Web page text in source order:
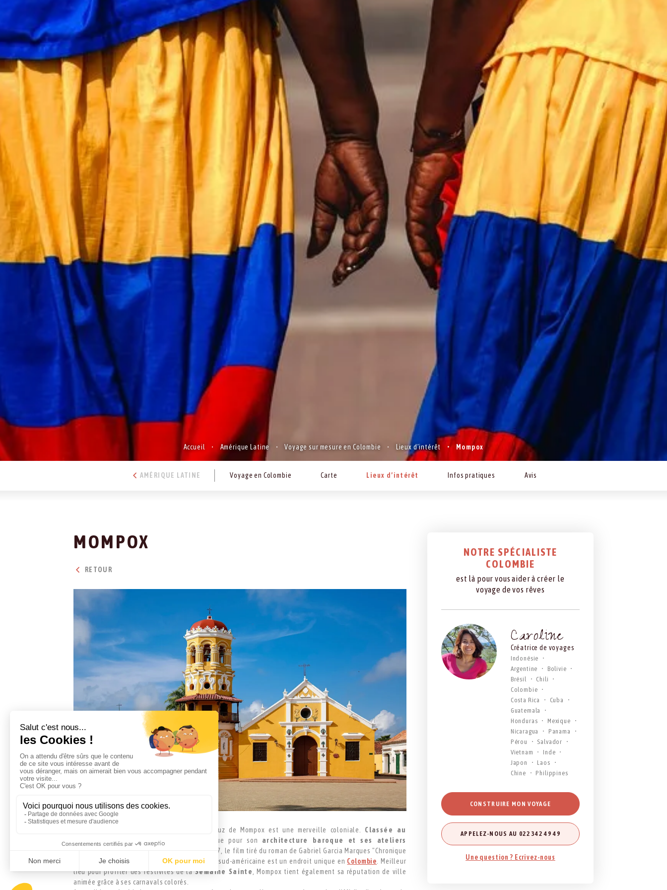
Accueil Amérique Latine Voyage sur mesure en Colombie Lieux d’intérêt Mompox
AMÉRIQUE LATINE Voyage en Colombie Carte Lieux d’intérêt Infos pratiques Avis
MOMPOX
RETOUR
Flottant sur le fleuve Magdalena, Santa Cruz de Mompox est une merveille coloniale. Classée au
Patrimoine de l'UNESCO
, elle est connue pour son architecture baroque et ses ateliers
. C'est ici que fut tourné, en 1987, le film tiré du roman de Gabriel Garcia Marques "Chronique
d'une mort annoncée". Cette ville africaine et sud-américaine est un endroit unique en Colombie . Meilleur
lieu pour profiter des festivités de laSemaine Sainte
, Mompox tient également sa réputation de ville
animée grâce à ses carnavals colorés.
NOTRE SPÉCIALISTE
COLOMBIE
est là pour vous aider à créer le
voyage de vos rêves
Caroline
Créatrice de voyages
Indonésie
Argentine
Bolivie
Brésil
Chili
Colombie
Costa Rica
Cuba
Guatemala
Honduras
Mexique
Nicaragua
Panama
Pérou
Salvador
Vietnam
Inde
Japon
Laos
Chine
Philippines
CONSTRUIRE MON VOYAGE
APPELEZ-NOUS AU 022 342 49 49
Une question ? Ecrivez-nous